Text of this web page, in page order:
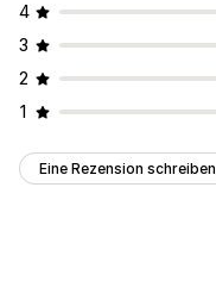
4
3
2
1
Eine Rezension schreiben